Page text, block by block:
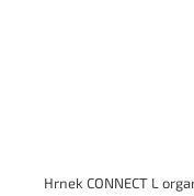
Hrnek CONNECT L